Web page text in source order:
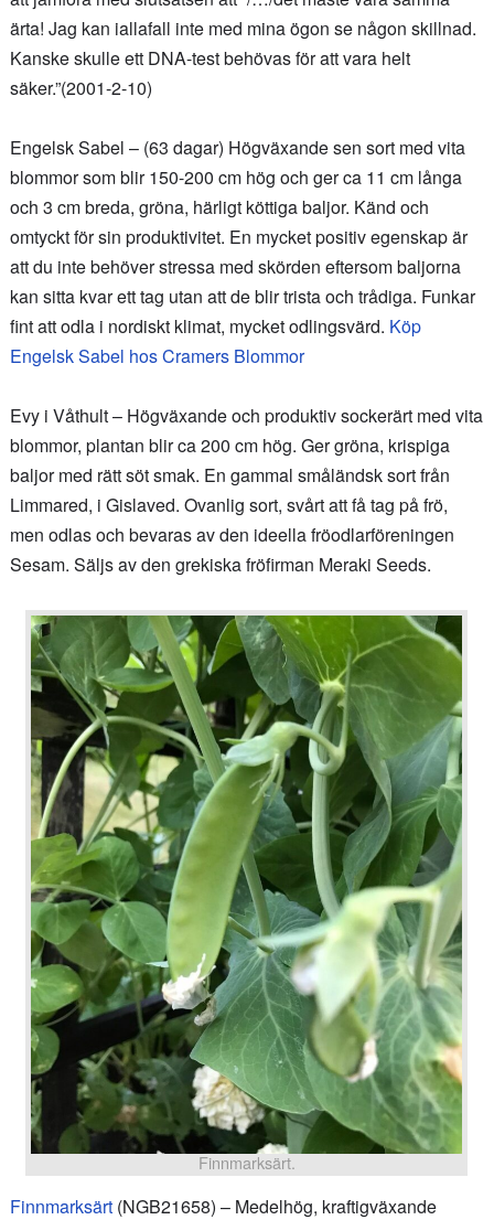
ärta! Jag kan iallafall inte med mina ögon se någon skillnad.
Kanske skulle ett DNA-test behövas för att vara helt
säker.”(2001-2-10)
Engelsk Sabel – (63 dagar) Högväxande sen sort med vita
blommor som blir 150-200 cm hög och ger ca 11 cm långa
och 3 cm breda, gröna, härligt köttiga baljor. Känd och
omtyckt för sin produktivitet. En mycket positiv egenskap är
att du inte behöver stressa med skörden eftersom baljorna
kan sitta kvar ett tag utan att de blir trista och trådiga. Funkar
fint att odla i nordiskt klimat, mycket odlingsvärd. Köp
Engelsk Sabel hos Cramers Blommor
Evy i Våthult – Högväxande och produktiv sockerärt med vita
blommor, plantan blir ca 200 cm hög. Ger gröna, krispiga
baljor med rätt söt smak. En gammal småländsk sort från
Limmared, i Gislaved. Ovanlig sort, svårt att få tag på frö,
men odlas och bevaras av den ideella fröodlarföreningen
Sesam. Säljs av den grekiska fröfirman Meraki Seeds.
Finnmarksärt.
Finnmarksärt(NGB21658) – Medelhög, kraftigväxande